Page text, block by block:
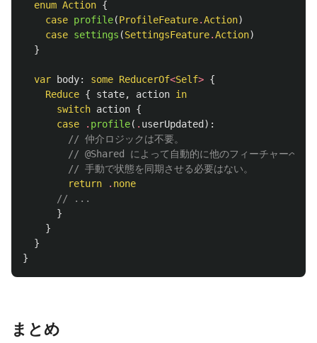
enum Action {
case profile(ProfileFeature.Action)
case settings (SettingsFeature.Action)
}
var body: some ReducerOf<Self> {
Reduce { state, action in
switch action {
case
. profile( . userUpdated ):
// 仲介ロジックは不要。
// @Shared によって自動的に他のフィーチャーへ変
// 手動で状態を同期させる必要はない。
return
. none
// ...
}
}
}
}
まとめ